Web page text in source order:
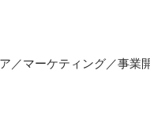
／マーケティング／事業